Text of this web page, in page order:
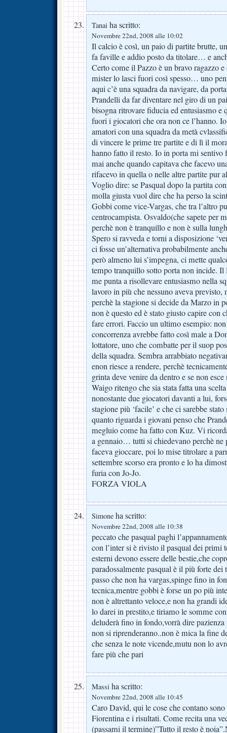
Tanai ha scritto:
Novembre 22nd, 2008 alle 10:02
Il calcio è così, un paio di partite brutte,
fa faville e addio posto da titolare… e
Certo come il Pazzo è un bravo ragazzo
mister lo lasci fuori così spesso… uno
aqui c’è una squadra da navigare, da
Prandelli da far diventare nel giro di un
bisogna ritrovare fiducia ed entusiasmo
fuori i giocatori che ora non ce l’hanno.
amatori con una squadra da metà
di vincere le prime tre partite e di lì il
hanno fatto il resto. Io in porta mi sentivo
mai anche quando capitava che facevo
rifacevo in quella o nelle altre partite pur
Voglio dire: se Pasqual dopo la partita
molla giusta vuol dire che ha perso la
Gobbi come vice-Vargas, che tra l’altro
centrocampista. Osvaldo(che sapete per
perchè non è tranquillo e non è sulla
Spero si ravveda e torni a disposizione
ci fosse un’alternativa probabilmente
però almeno lui s’impegna, ci mette
tempo tranquillo sotto porta non incide. Il
me punta a risollevare entusiasmo nella
lavoro in più che nessuno aveva previsto,
perchè la stagione si decide da Marzo in
non è questo ed è stato giusto capire con
fare errori. Faccio un ultimo esempio:
concorrenza avrebbe fatto così male a
lottatore, uno che combatte per il suop
della squadra. Sembra arrabbiato
enon riesce a rendere, perchè
grinta deve venire da dentro e se non
Waigo ritengo che sia stata fatta una
nonostante due giocatori davanti a lui,
stagione più ‘facile’ e che ci sarebbe
quanto riguarda i giovani penso che
megluio come ha fatto con Kuz. Vi
a gennaio… tutti si chiedevano perchè ne
faceva gioccare, poi lo mise titrolare a
settembre scorso era pronto e lo ha
furia con Jo-Jo.
FORZA VIOLA
Simone ha scritto:
Novembre 22nd, 2008 alle 10:38
peccato che pasqual paghi
con l’inter si è rivisto il pasqual dei primi
esterni devono essere delle bestie,che
paradossalmente pasqual è il più forte
passo che non ha vargas,spinge fino in
tecnica,mentre gobbi è forse un po più
non è altrettanto veloce,e non ha grandi
lo darei in prestito,e tiriamo le somme
deluderà fino in fondo,vorrà dire
non si riprenderanno..non è mica la fine
che senza le note vicende,mutu non lo
fare più che pari
Massi ha scritto:
Novembre 22nd, 2008 alle 10:45
Caro David, qui le cose che contano
Fiorentina e i risultati. Come recita una
(passami il termine)”Tutto il resto è